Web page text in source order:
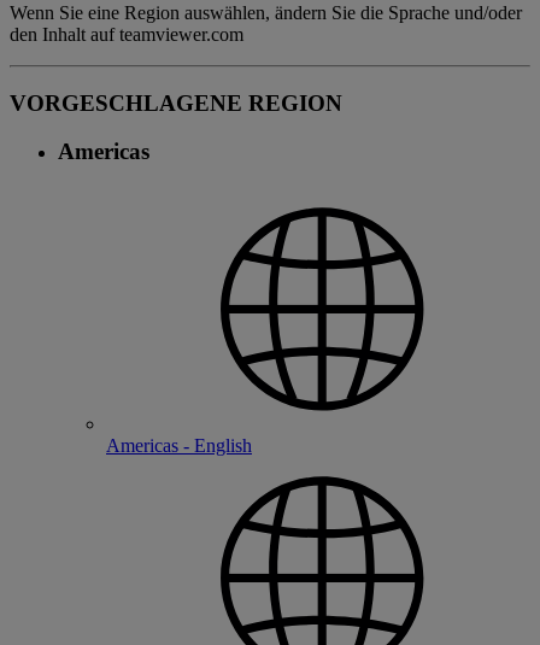
Wenn Sie eine Region auswählen, ändern Sie die Sprache und/oder
den Inhalt auf teamviewer.com
VORGESCHLAGENE REGION
Americas
Americas - English